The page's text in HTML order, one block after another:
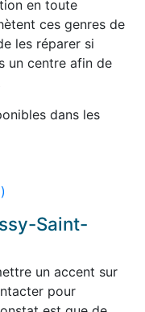
en toute
ces genres de
les réparer si
un centre afin de
dans les
Saint-
un accent sur
pour